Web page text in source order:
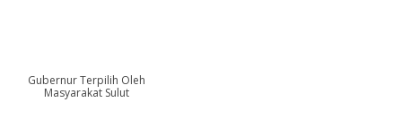
Gubernur Terpilih Oleh
Masyarakat Sulut